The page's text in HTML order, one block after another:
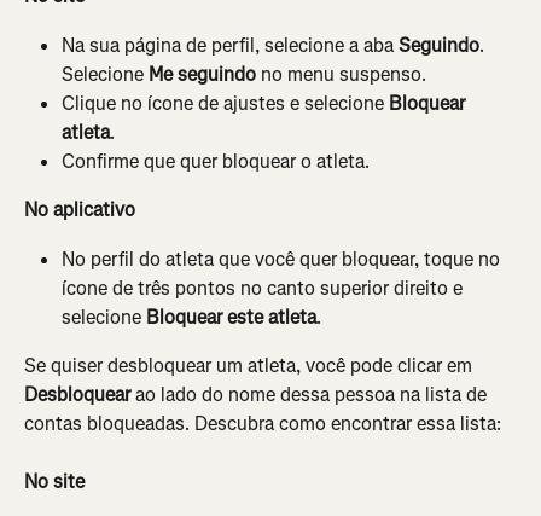
Na sua página de perfil, selecione a aba Seguindo.
Selecione Me seguindo no menu suspenso.
Clique no ícone de ajustes e selecione Bloquear
atleta.
Confirme que quer bloquear o atleta.
No aplicativo
No perfil do atleta que você quer bloquear, toque no
ícone de três pontos no canto superior direito e
selecione Bloquear este atleta.
Se quiser desbloquear um atleta, você pode clicar em
Desbloquear ao lado do nome dessa pessoa na lista de
contas bloqueadas. Descubra como encontrar essa lista:
No site